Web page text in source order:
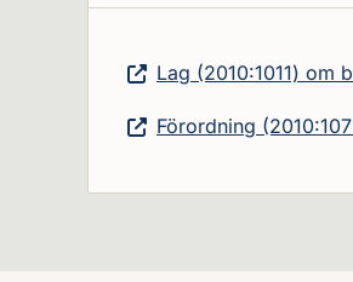
Lag (2010:1011) om
Förordning